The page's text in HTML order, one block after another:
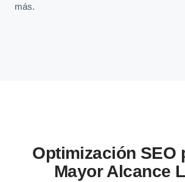
más.
Optimización SEO
Mayor Alcance